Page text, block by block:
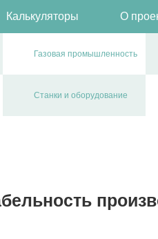
Калькуляторы О
Газовая промышленность
Станки и оборудование